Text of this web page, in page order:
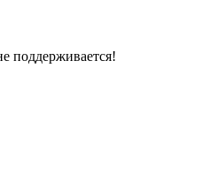
поддерживается!